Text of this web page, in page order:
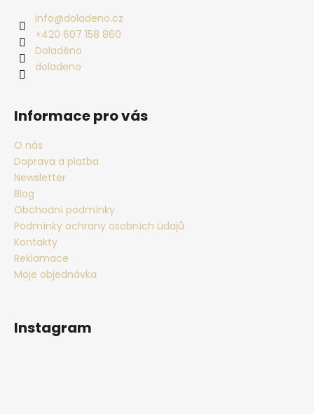
info@doladeno.cz
+420 607 158 860
Doladěno
doladeno
Informace pro vás
O nás
Doprava a platba
Newsletter
Blog
Obchodní podmínky
Podmínky ochrany osobních údajů
Kontakty
Reklamace
Moje objednávka
Instagram